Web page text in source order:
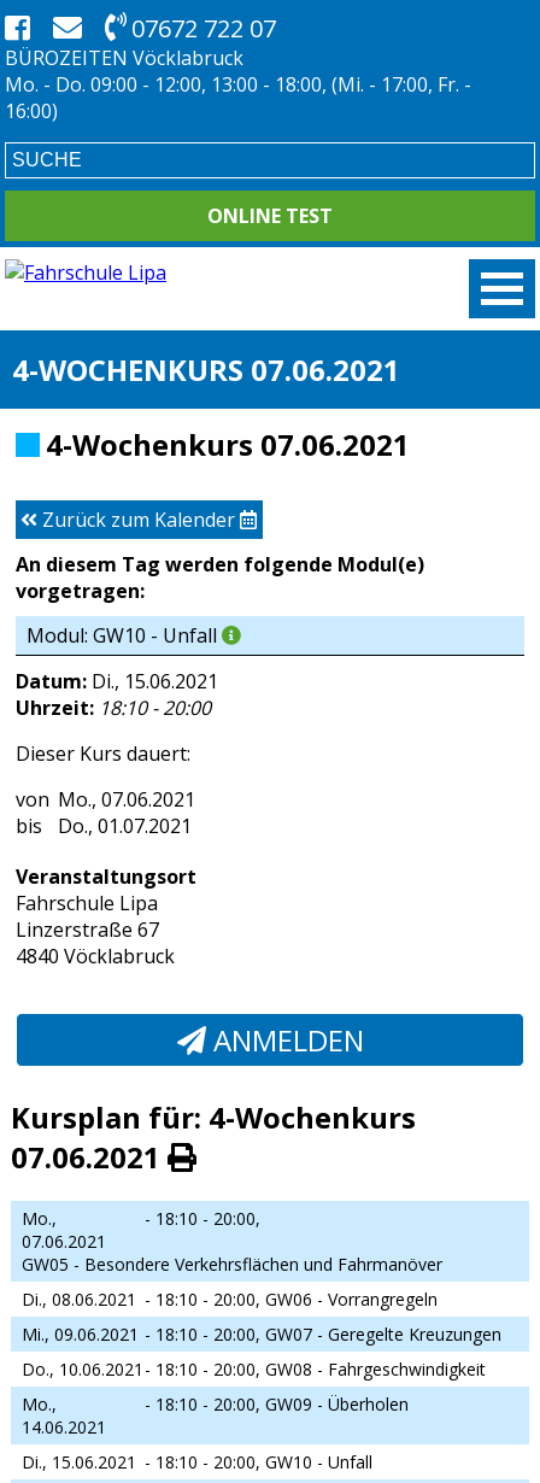
07672 722 07
BÜROZEITEN Vöcklabruck
Mo. - Do. 09:00 - 12:00, 13:00 - 18:00, (Mi. - 17:00, Fr. -
16:00)
ONLINE TEST
4-WOCHENKURS 07.06.2021
4-Wochenkurs 07.06.2021
Zurück zum Kalender
An diesem Tag werden folgende Modul(e)
vorgetragen:
Modul: GW10 - Unfall
Datum: Di., 15.06.2021
Uhrzeit: 18:10 - 20:00
Dieser Kurs dauert:
Mo., 07.06.2021
Do., 01.07.2021
Veranstaltungsort
Fahrschule Lipa
Linzerstraße 67
4840 Vöcklabruck
ANMELDEN
Kursplan für: 4-Wochenkurs
07.06.2021
Mo.,
07.06.2021
- 18:10 - 20:00,
GW05 - Besondere Verkehrsflächen und Fahrmanöver
Di., 08.06.2021 - 18:10 - 20:00, GW06 - Vorrangregeln
Mi., 09.06.2021 - 18:10 - 20:00, GW07 - Geregelte Kreuzungen
Do., 10.06.2021 - 18:10 - 20:00, GW08 - Fahrgeschwindigkeit
Mo.,
14.06.2021
- 18:10 - 20:00, GW09 - Überholen
Di., 15.06.2021 - 18:10 - 20:00, GW10 - Unfall